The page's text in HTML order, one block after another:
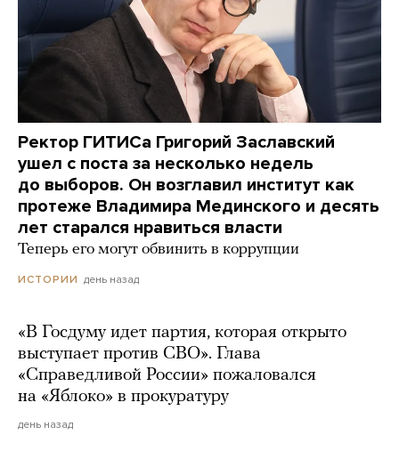
Ректор ГИТИСа Григорий Заславский
ушел с поста за несколько недель
до выборов. Он возглавил институт как
протеже Владимира Мединского и десять
лет старался нравиться власти
Теперь его могут обвинить в коррупции
ИСТОРИИ день назад
«В Госдуму идет партия, которая открыто
выступает против СВО». Глава
«Справедливой России» пожаловался
на «Яблоко» в прокуратуру
день назад